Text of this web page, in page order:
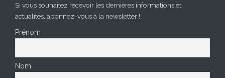
Si vous souhaitez recevoir les dernières informations et
actualités, abonnez-vous à la newsletter !
Prénom
Nom